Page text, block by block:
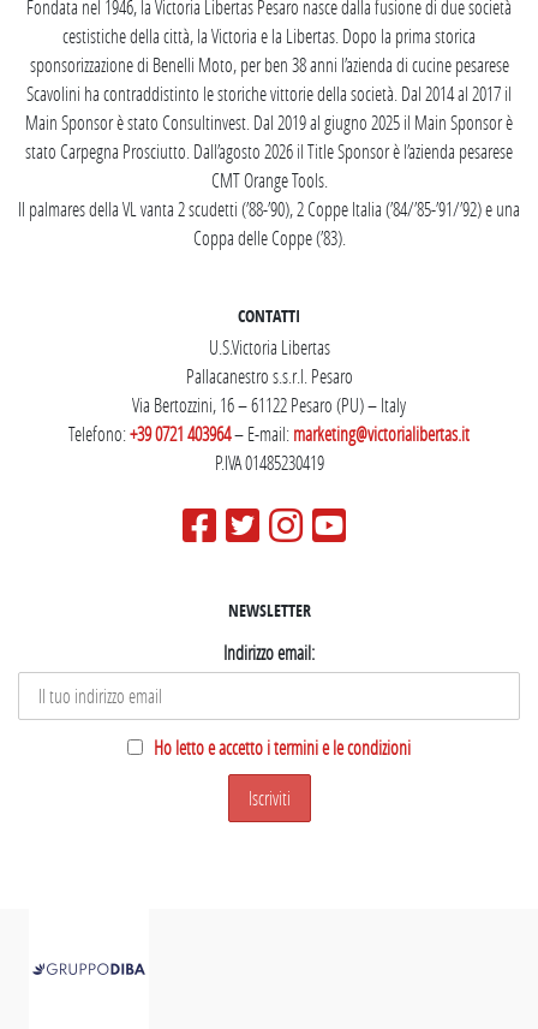
Fondata nel 1946, la Victoria Libertas Pesaro nasce dalla fusione di due società
cestistiche della città, la Victoria e la Libertas. Dopo la prima storica
sponsorizzazione di Benelli Moto, per ben 38 anni l’azienda di cucine pesarese
Scavolini ha contraddistinto le storiche vittorie della società. Dal 2014 al 2017 il
Main Sponsor è stato Consultinvest. Dal 2019 al giugno 2025 il Main Sponsor è
stato Carpegna Prosciutto. Dall’agosto 2026 il Title Sponsor è l’azienda pesarese
CMT Orange Tools.
Il palmares della VL vanta 2 scudetti (’88-’90), 2 Coppe Italia (’84/’85-’91/’92) e una
Coppa delle Coppe (’83).
CONTATTI
U.S.Victoria Libertas
Pallacanestro s.s.r.l. Pesaro
Via Bertozzini, 16 – 61122 Pesaro (PU) – Italy
Telefono:+39 0721 403964– E-mail:marketing@victorialibertas.it
P.IVA 01485230419
NEWSLETTER
Indirizzo email:
Ho letto e accetto i termini e le condizioni